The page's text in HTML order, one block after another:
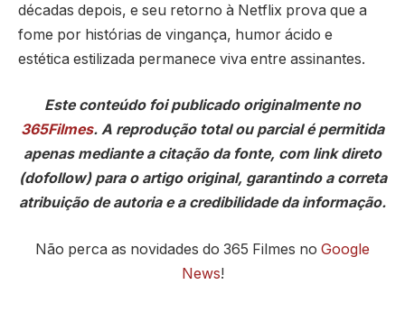
décadas depois, e seu retorno à Netflix prova que a
fome por histórias de vingança, humor ácido e
estética estilizada permanece viva entre assinantes.
Este conteúdo foi publicado originalmente no
365Filmes. A reprodução total ou parcial é permitida
apenas mediante a citação da fonte, com link direto
(dofollow) para o artigo original, garantindo a correta
atribuição de autoria e a credibilidade da informação.
Não perca as novidades do 365 Filmes no Google
News!